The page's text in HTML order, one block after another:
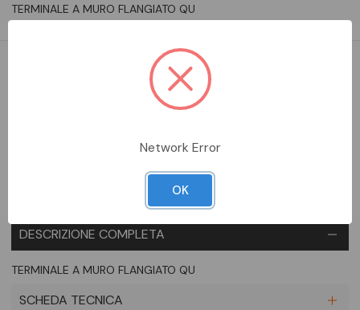
TERMINALE A MURO FLANGIATO QU
DESCRIZIONE COMPLETA
TERMINALE A MURO FLANGIATO QU
SCHEDA TECNICA
Network Error
OK